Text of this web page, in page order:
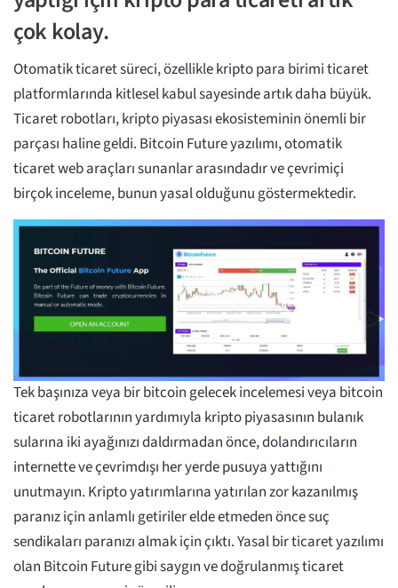
çok kolay.
Otomatik ticaret süreci, özellikle kripto para birimi ticaret
platformlarında kitlesel kabul sayesinde artık daha büyük.
Ticaret robotları, kripto piyasası ekosisteminin önemli bir
parçası haline geldi. Bitcoin Future yazılımı, otomatik
ticaret web araçları sunanlar arasındadır ve çevrimiçi
birçok inceleme, bunun yasal olduğunu göstermektedir.
Tek başınıza veya bir bitcoin gelecek incelemesi veya bitcoin
ticaret robotlarının yardımıyla kripto piyasasının bulanık
sularına iki ayağınızı daldırmadan önce, dolandırıcıların
internette ve çevrimdışı her yerde pusuya yattığını
unutmayın. Kripto yatırımlarına yatırılan zor kazanılmış
paranız için anlamlı getiriler elde etmeden önce suç
sendikaları paranızı almak için çıktı. Yasal bir ticaret yazılımı
olan Bitcoin Future gibi saygın ve doğrulanmış ticaret